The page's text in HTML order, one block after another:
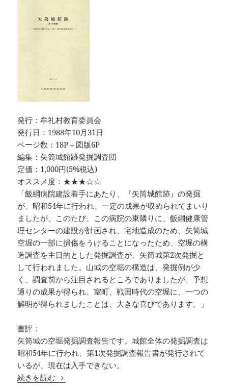
発行：牟礼村教育委員会
発行日：1988年10月31日
ページ数：18P＋図版6P
編集：矢筒城館跡発掘調査団
定価：1,000円(5%税込)
オススメ度：★★★☆☆
「飯綱病院建設着手にあたり、『矢筒城館跡』の発掘
が、昭和54年に行われ、一定の成果が収められてまいり
ましたが、このたび、この病院の東隣りに、飯綱健康管
理センターの建設が計画され、宅地造成のため、矢筒城
空堀の一部に損傷をうけることになったため、空堀の構
造調査を主目的とした発掘調査が、矢筒城第2次発掘と
して行われました。山城の空堀の構造は、発掘例が少
く、調査前から注目されるところでありましたが、予想
通りの成果が得られ、室町、戦国時代の空堀に、一つの
解明が得られましたことは、大きな喜びであります。」
書評：
矢筒城の空堀発掘調査報告です。城館全体の発掘調査は
昭和54年に行われ、第1次発掘調査報告書が発行されて
いるが、現在は入手できない。
続きを読む 矢筒城館跡(第2次発掘) 長野県牟礼村矢筒城(空